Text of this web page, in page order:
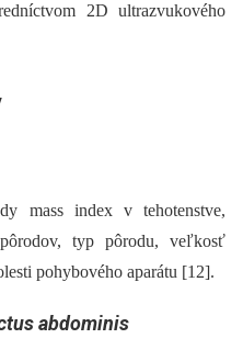
2D ultrazvukového
mass index v tehotenstve,
typ pôrodu, veľkosť
pohybového aparátu [12].
abdominis